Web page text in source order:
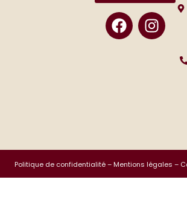
Politique de confidentialité– Mentions légales –